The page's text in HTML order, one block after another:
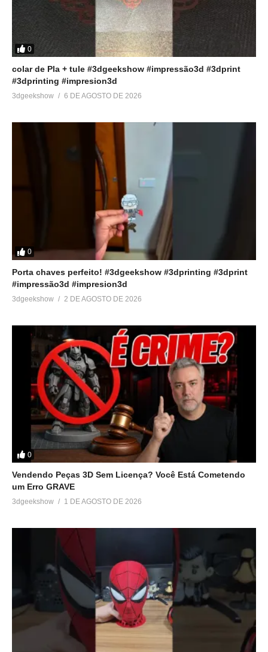
e adicionar uma impressora
3D!
16 de setembro de 2023
Em "Fatiadores"
0
colar de Pla + tule #3dgeekshow #impressão3d #3dprint
#3dprinting #impresion3d
3dgeekshow 6 DE AGOSTO DE 2026
0
Porta chaves perfeito! #3dgeekshow #3dprinting #3dprint
#impressão3d #impresion3d
3dgeekshow 2 DE AGOSTO DE 2026
0
Vendendo Peças 3D Sem Licença? Você Está Cometendo
um Erro GRAVE
3dgeekshow 1 DE AGOSTO DE 2026